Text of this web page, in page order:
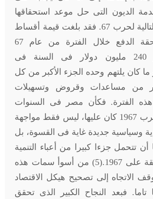
الديون التى حل موعد استحقاقها
فى السنوات التالية لحرب 67. فقد بلغت قيمة أقساط
الديون المستحقة الدفع خلال الفترة من عام 67
إلى1972 نحو 240 مليون دولار فى السنة فى
كان يلتهم وحده الجزء الأكبر من كل
من مساعدات وقروض وتسهيلات
هذه الفترة. فكأن مصر فى السنوات
اللاحقة على حرب 1967 كان عليها، ليس فقط مواجهة
وسياسية جديدة غاية فى القسوة، بل
أن تتحمل جزءا كبيرا من أعباء التنمية
السريعة السابقة على 1967.(5) من أسوأ سمات هذه
الاتجاه إلى تصحيح هيكل الاقتصاد
تاما. فبعد النجاح الكبير الذى تحقق